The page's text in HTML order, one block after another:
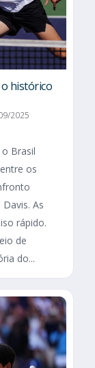
o histórico
2025
Brasil
os
As
rápido.
de
do...